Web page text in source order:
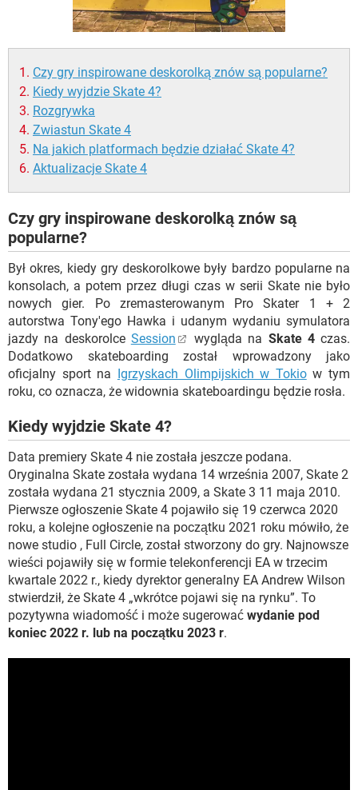
Czy gry inspirowane deskorolką znów są popularne?
Kiedy wyjdzie Skate 4?
Rozgrywka
Zwiastun Skate 4
Na jakich platformach będzie działać Skate 4?
Aktualizacje Skate 4
Czy gry inspirowane deskorolką znów są
popularne?
Był okres, kiedy gry deskorolkowe były bardzo popularne na
konsolach, a potem przez długi czas w serii Skate nie było
nowych gier. Po zremasterowanym Pro Skater 1 + 2
autorstwa Tony'ego Hawka i udanym wydaniu symulatora
jazdy na deskorolce Session wygląda na Skate 4czas.
Dodatkowo skateboarding został wprowadzony jako
oficjalny sport na
Igrzyskach Olimpijskich w Tokiow tym
roku, co oznacza, że ​​widownia skateboardingu będzie rosła.
Kiedy wyjdzie Skate 4?
Data premiery Skate 4 nie została jeszcze podana.
Oryginalna Skate została wydana 14 września 2007, Skate 2
została wydana 21 stycznia 2009, a Skate 3 11 maja 2010.
Pierwsze ogłoszenie Skate 4 pojawiło się 19 czerwca 2020
roku, a kolejne ogłoszenie na początku 2021 roku mówiło, że
nowe studio , Full Circle, został stworzony do gry. Najnowsze
wieści pojawiły się w formie telekonferencji EA w trzecim
kwartale 2022 r., kiedy dyrektor generalny EA Andrew Wilson
stwierdził, że Skate 4 „wkrótce pojawi się na rynku”. To
pozytywna wiadomość i może sugerować wydanie pod
koniec 2022 r. lub na początku 2023 r.